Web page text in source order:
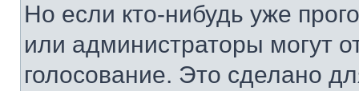
Но если кто-нибудь уже
или администраторы могут
голосование. Это сделано